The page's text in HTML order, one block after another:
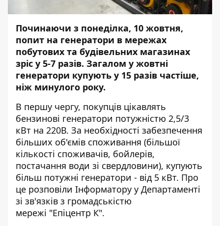
Починаючи з понеділка, 10 жовтня,
попит на генератори в мережах
побутових та будівельних магазинах
зріс у 5-7 разів. Загалом у жовтні
генератори купують у 15 разів частіше,
ніж минулого року.
В першу чергу, покупців цікавлять
бензинові генератори потужністю 2,5/3
кВт на 220В. За необхідності забезпечення
більших об'ємів споживання (більшої
кількості споживачів, бойлерів,
постачання води зі свердловини), купують
більш потужні генератори - від 5 кВт. Про
це розповіли Інформатору у Департаменті
зі зв'язків з громадськістю
мережі "Епіцентр К".